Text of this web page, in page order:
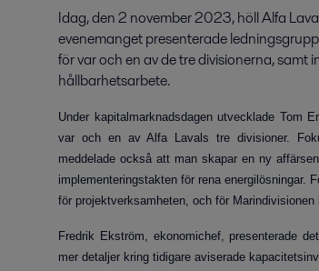
Idag, den 2 november 2023, höll Alfa
evenemanget presenterade
för var och en av de tre divisionerna,
hållbarhetsarbete.
Under kapitalmarknadsdagen utvecklade Tom
var och en av Alfa Lavals tre divisioner.
meddelade också att man skapar en ny
implementeringstakten för rena energilösningar.
för projektverksamheten, och för
Fredrik Ekström, ekonomichef, presenterade
mer detaljer kring tidigare aviserade